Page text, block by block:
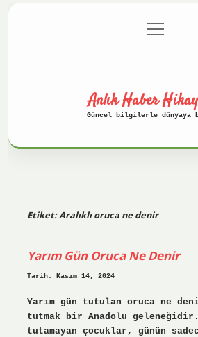
Gizlilik
menüyü
aç
Anlık Haber
Güncel bilgilerle dünyaya
Etiket:Aralıklı oruca ne denir
Yarım Gün Oruca Ne Denir
Tarih: Kasım 14, 2024
Yarım gün tutulan oruca ne
tutmak bir Anadolu geleneğidir.
tutamayan çocuklar, günün